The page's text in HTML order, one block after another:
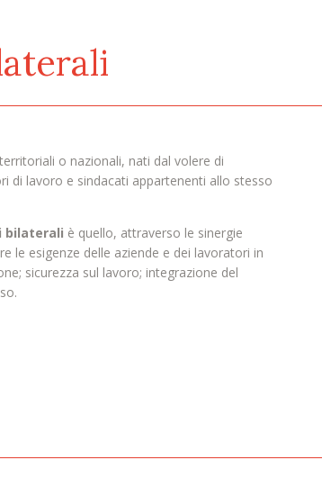
o nazionali, nati dal volere di
di lavoro e sindacati appartenenti allo stesso
bilaterali è quello, attraverso le sinergie
le esigenze delle aziende e dei lavoratori in
sicurezza sul lavoro; integrazione del